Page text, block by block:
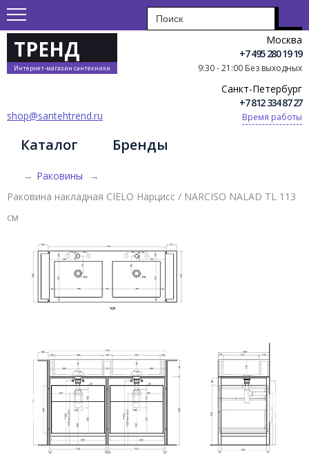
ТРЕНД
Интернет-магазин сантехники
Москва
+7 495 280 19 19
9:30 - 21:00 Без выходных
Санкт-Петербург
+7 812 334 87 27
Время работы
shop@santehtrend.ru
Каталог Бренды
→ Раковины
→
Раковина накладная CIELO Нарцисс / NARCISO NALAD TL 113
см